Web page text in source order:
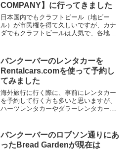
COMPANY】に行ってきました
日本国内でもクラフトビール（地ビー
ル）が市民権を得て久しいですが、カナ
ダでもクラフトビールは人気で、各地に
あるBRIDGE BREWING COMPANY（ブ
リッジ ブ...
バンクーバーのレンタカーを
Rentalcars.comを使って予約し
てみました
海外旅行に行く際に、事前にレンタカー
を予約して行く方も多いと思いますが、
ハーツレンタカーやダラーレンタカーで
できるRentalcars.comを使うという方も
増えてきた...
バンクーバーのロブソン通りにあ
ったBread Gardenが現在は